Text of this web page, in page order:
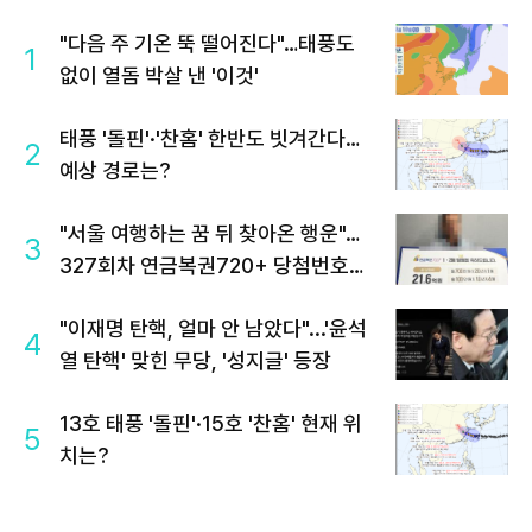
1
"다음 주 기온 뚝 떨어진다"…태풍도
없이 열돔 박살 낸 '이것'
2
태풍 '돌핀'·'찬홈' 한반도 빗겨간다…
예상 경로는?
3
"서울 여행하는 꿈 뒤 찾아온 행운"…
327회차 연금복권720+ 당첨번호조
4
"이재명 탄핵, 얼마 안 남았다"...'윤석
열 탄핵' 맞힌 무당, '성지글' 등장
5
13호 태풍 '돌핀'·15호 '찬홈' 현재 위
치는?